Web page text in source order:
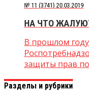
№ 11 (3741) 20.03.2019
НА ЧТО
В прошлом
защиты прав
Разделы и рубрики